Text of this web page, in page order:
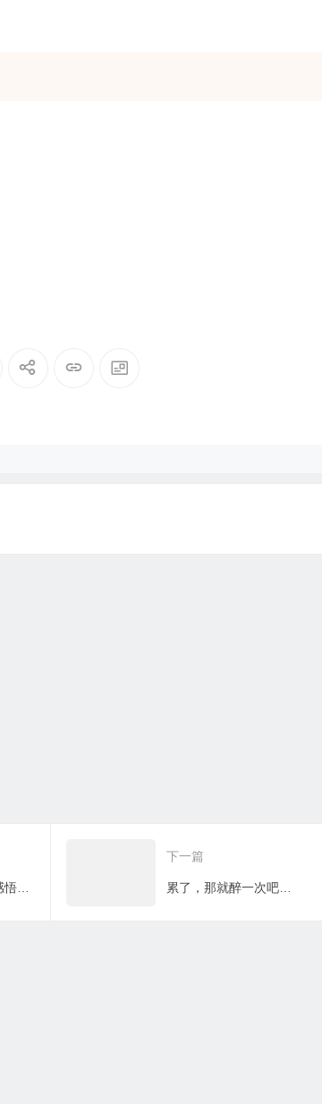
父母尚在苟且，你却在炫耀诗和远方（感悟篇）
下一篇
累了，那就醉一次吧…